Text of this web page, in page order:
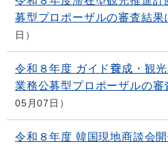
募型プロポーザルの審査結果
日
令和８年度 ガイド養成・観
業務公募型プロポーザルの審
05月07日
令和８年度 韓国現地商談会